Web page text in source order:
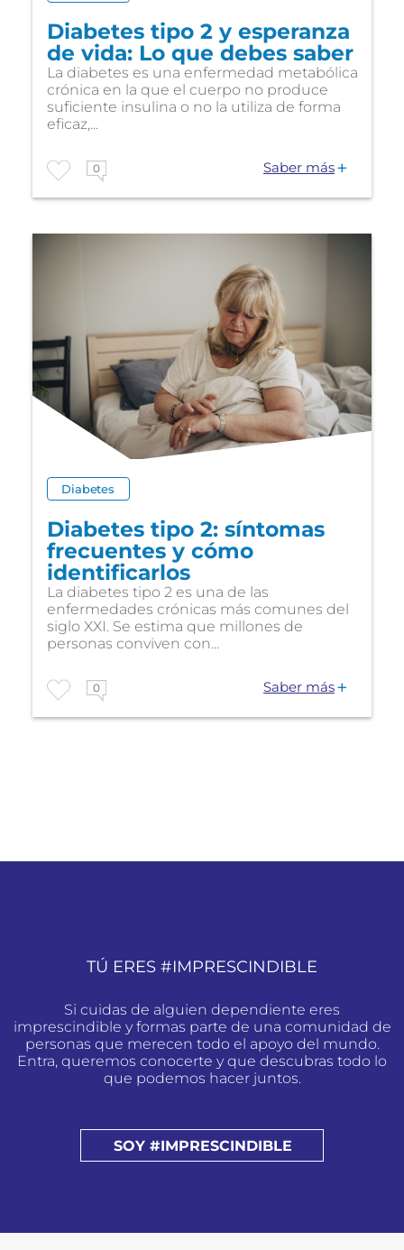
Diabetes tipo 2 y esperanza
de vida: Lo que debes saber
La diabetes es una enfermedad metabólica
crónica en la que el cuerpo no produce
suficiente insulina o no la utiliza de forma
eficaz,...
0 Saber más
Diabetes
Diabetes tipo 2: síntomas
frecuentes y cómo
identificarlos
La diabetes tipo 2 es una de las
enfermedades crónicas más comunes del
siglo XXI. Se estima que millones de
personas conviven con...
0 Saber más
TÚ ERES #IMPRESCINDIBLE
Si cuidas de alguien dependiente eres
imprescindible y formas parte de una comunidad de
personas que merecen todo el apoyo del mundo.
Entra, queremos conocerte y que descubras todo lo
que podemos hacer juntos.
SOY #IMPRESCINDIBLE